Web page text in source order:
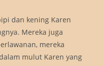
dan kening Karen
Mereka juga
mereka
mulut Karen yang